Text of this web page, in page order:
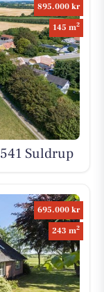
895.000 kr
145 m2
Suldrup
695.000 kr
243 m2